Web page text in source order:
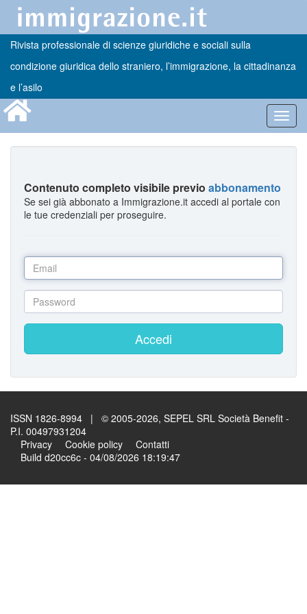
Rivista professionale di scienze giuridiche e sociali sulla
condizione giuridica dello straniero, l’immigrazione, la cittadinanza
e l’asilo
Contenuto completo visibile previo abbonamento
Se sei già abbonato a Immigrazione.it accedi al portale con
le tue credenziali per proseguire.
Accedi
ISSN 1826-8994 | © 2005-2026, SEPEL SRL Società Benefit -
P.I. 00497931204
Privacy
Cookie policy
Contatti
Build d20cc6c - 04/08/2026 18:19:47